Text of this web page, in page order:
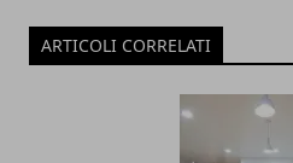
ARTICOLI CORRELATI